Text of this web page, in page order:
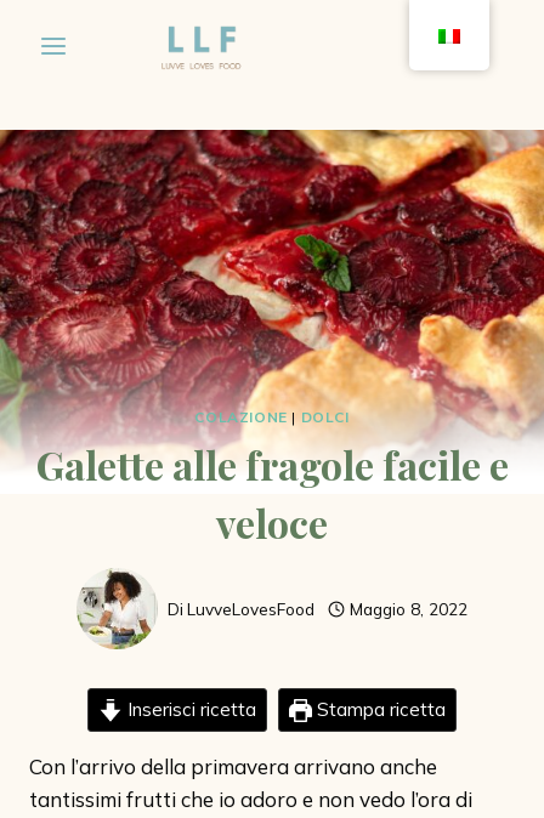
COLAZIONE | DOLCI
Galette alle fragole facile e
veloce
Di LuvveLovesFood Maggio 8, 2022
Inserisci ricetta Stampa ricetta
Con l’arrivo della primavera arrivano anche
tantissimi frutti che io adoro e non vedo l’ora di